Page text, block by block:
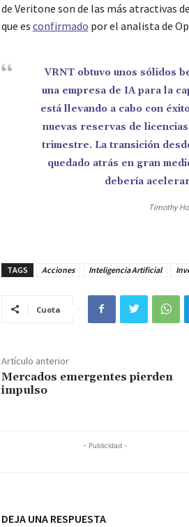
de Veritone son de las más atractivas
que es confirmado por el analista de
VRNT obtuvo unos sólidos
una empresa de IA para la
está llevando a cabo con
nuevas reservas de
trimestre. La transición
quedado atrás en gran
debería
Timothy
TAGS Acciones Inteligencia Artificial
Cuota
Artículo anterior
Mercados emergentes pierden
impulso
- Publicidad -
DEJA UNA RESPUESTA